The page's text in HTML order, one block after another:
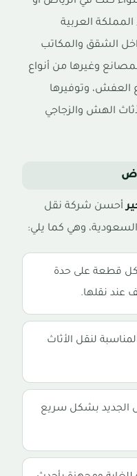
العربية
الشقق والمكاتب
وغيرها من أنواع
العفش، وتوفيرها
الهش والزجاجي
أحسن شركة نقل
وهي كما يلي:
قطعة على حدة
عند نقلها.
لنقل الأثاث
الجديد بشكل سريع